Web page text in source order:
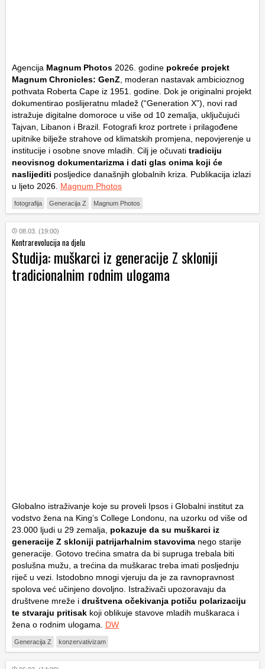
Agencija Magnum Photos 2026. godine pokreće projekt
Magnum Chronicles: GenZ , moderan nastavak ambicioznog
pothvata Roberta Cape iz 1951. godine. Dok je originalni projekt
dokumentirao poslijeratnu mladež (“Generation X”), novi rad
istražuje digitalne domoroce u više od 10 zemalja, uključujući
Tajvan, Libanon i Brazil. Fotografi kroz portrete i prilagođene
upitnike bilježe strahove od klimatskih promjena, nepovjerenje u
institucije i osobne snove mladih. Cilj je očuvati tradiciju
neovisnog dokumentarizma i dati glas onima koji će
naslijediti posljedice današnjih globalnih kriza. Publikacija izlazi
u ljeto 2026. Magnum Photos
fotografija Generacija Z Magnum Photos
08.03. (19:00)
Kontrarevolucija na djelu
Studija: muškarci iz generacije Z skloniji
tradicionalnim rodnim ulogama
Globalno istraživanje koje su proveli Ipsos i Globalni institut za
vodstvo žena na King’s College Londonu, na uzorku od više od
23.000 ljudi u 29 zemalja, pokazuje da su muškarci iz
generacije Z skloniji patrijarhalnim stavovima nego starije
generacije. Gotovo trećina smatra da bi supruga trebala biti
poslušna mužu, a trećina da muškarac treba imati posljednju
riječ u vezi. Istodobno mnogi vjeruju da je za ravnopravnost
spolova već učinjeno dovoljno. Istraživači upozoravaju da
društvene mreže i društvena očekivanja potiču polarizaciju
te stvaraju pritisak koji oblikuje stavove mladih muškaraca i
žena o rodnim ulogama. DW
Generacija Z konzervativizam